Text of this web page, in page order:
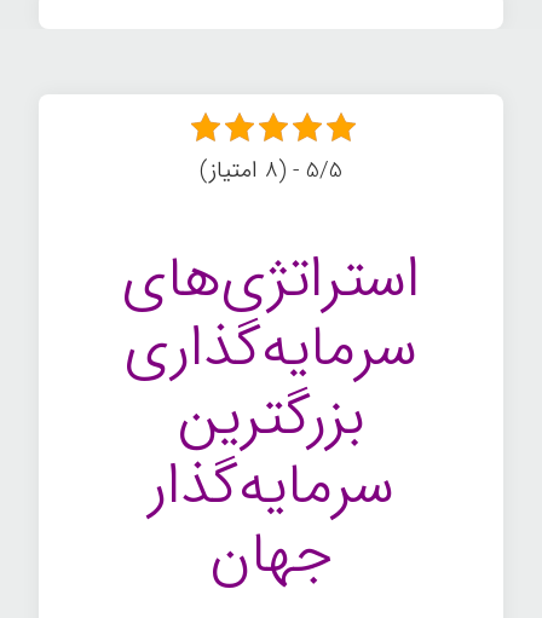
5/5 - (8 امتیاز)
استراتژی‌های
سرمایه‌گذاری
بزرگترین
سرمایه‌گذار
جهان